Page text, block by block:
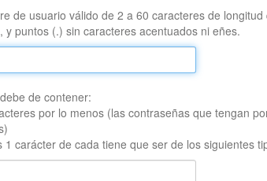
de usuario válido de 2 a 60 caracteres de
y puntos (.) sin caracteres acentuados ni eñes.
de contener:
por lo menos (las contraseñas que tengan
1 carácter de cada tiene que ser de los siguientes